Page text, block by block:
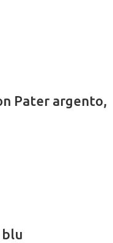
Pater argento,
blu